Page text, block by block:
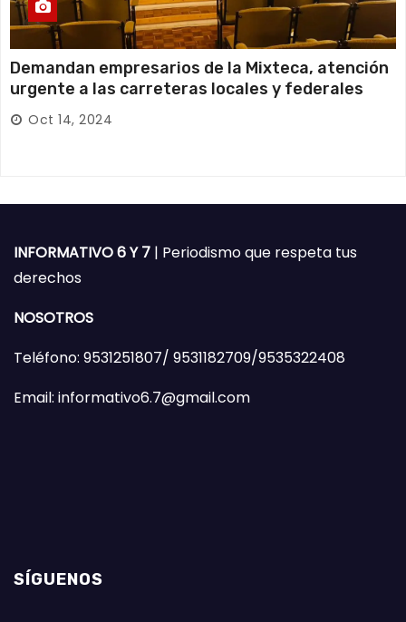
Demandan empresarios de la Mixteca, atención
urgente a las carreteras locales y federales
Oct 14, 2024
INFORMATIVO 6 Y 7 | Periodismo que respeta tus
derechos
NOSOTROS
Teléfono: 9531251807/ 9531182709/9535322408
Email: informativo6.7@gmail.com
SÍGUENOS